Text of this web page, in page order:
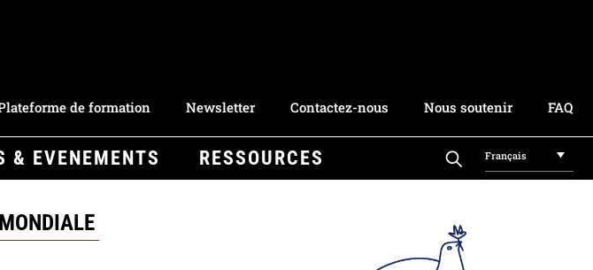
de formation Newsletter Contactez-nous Nous soutenir FAQ
& EVENEMENTS RESSOURCES Français